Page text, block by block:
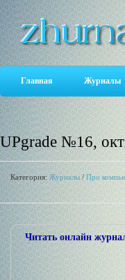
Главная Журналы
UPgrade №16,
Категория:Журналы/Про
Читать онлайн